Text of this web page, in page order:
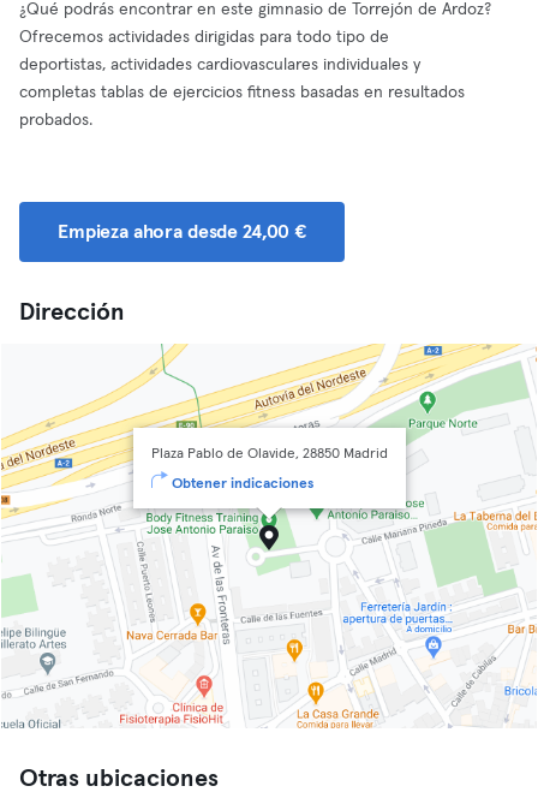
¿Qué podrás encontrar en este gimnasio de Torrejón de Ardoz?
Ofrecemos actividades dirigidas para todo tipo de
deportistas, actividades cardiovasculares individuales y
completas tablas de ejercicios fitness basadas en resultados
probados.
Empieza ahora desde 24,00 €
Dirección
Plaza Pablo de Olavide, 28850 Madrid
Obtener indicaciones
Otras ubicaciones